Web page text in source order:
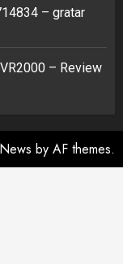
– gratar
– Review
by AF themes.